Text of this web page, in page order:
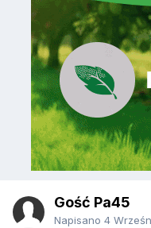
Gość Pa45
Napisano 4